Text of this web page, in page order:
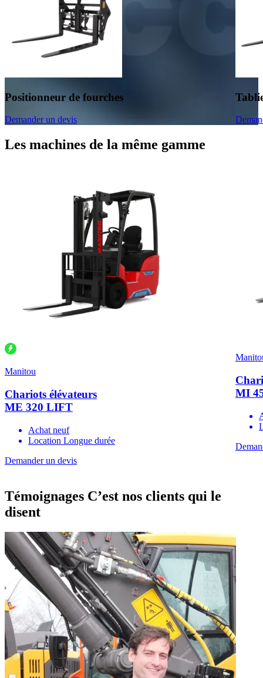
Positionneur de fourches
Demander un devis
Les machines de la même gamme
Manitou
Chariots élévateurs
ME 320 LIFT
Achat neuf
Location Longue durée
Demander un devis
MI
Témoignages C’est nos clients qui le
disent